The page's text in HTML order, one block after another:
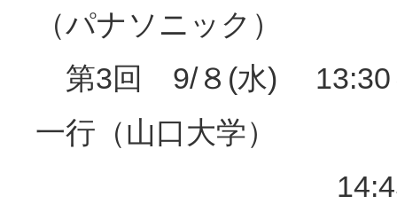
（パナソニック）
第3回 9/８(水) 13:30
一行（山口大学）
14:45～16:00